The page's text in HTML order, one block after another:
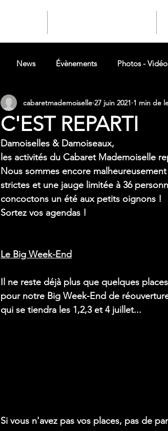
News Évènements Photos -
C'EST REPARTI
cabaretmademoiselle 27 juin 2021 1 min de
Damoiselles & Damoiseaux,
les activités du Cabaret Mademoiselle
Nous sommes encore
strictes et une jauge limitée à 36
concoctons un été aux petits oignons !
Sortez vos agendas !
Le Big Week-End
Il ne reste déjà plus que quelques places
pour notre Big Week-End de
qui se tiendra les 1,2,3 et 4 juillet...
Si vous n'avez pas vos places, pas de